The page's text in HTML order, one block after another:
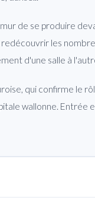
de se produire
les
d'une salle à
qui confirme le
wallonne. Entrée